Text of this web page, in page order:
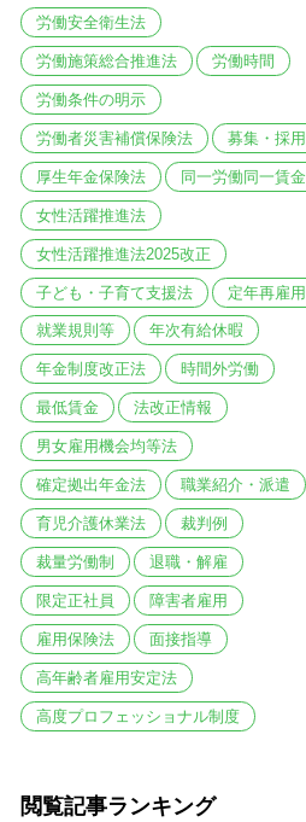
労働安全衛生法
労働施策総合推進法 労働時間
労働条件の明示
労働者災害補償保険法 募集・採用
厚生年金保険法 同一労働同一賃金
女性活躍推進法
女性活躍推進法2025改正
子ども・子育て支援法 定年再雇用
就業規則等 年次有給休暇
年金制度改正法 時間外労働
最低賃金 法改正情報
男女雇用機会均等法
確定拠出年金法 職業紹介・派遣
育児介護休業法 裁判例
裁量労働制 退職・解雇
限定正社員 障害者雇用
雇用保険法 面接指導
高年齢者雇用安定法
高度プロフェッショナル制度
閲覧記事ランキング